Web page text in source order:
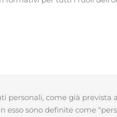
come già prevista
sono definite come